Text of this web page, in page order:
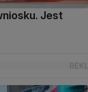
Jest